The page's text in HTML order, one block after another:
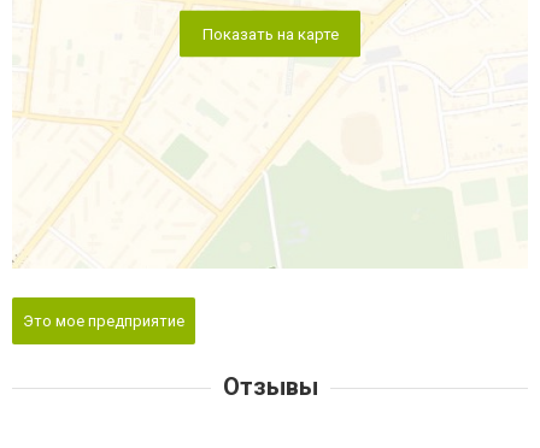
Показать на карте
Это мое предприятие
Отзывы